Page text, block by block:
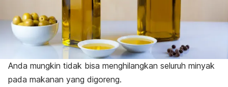
Anda mungkin tidak bisa menghilangkan seluruh minyak
pada makanan yang digoreng.